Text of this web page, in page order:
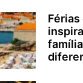
Férias